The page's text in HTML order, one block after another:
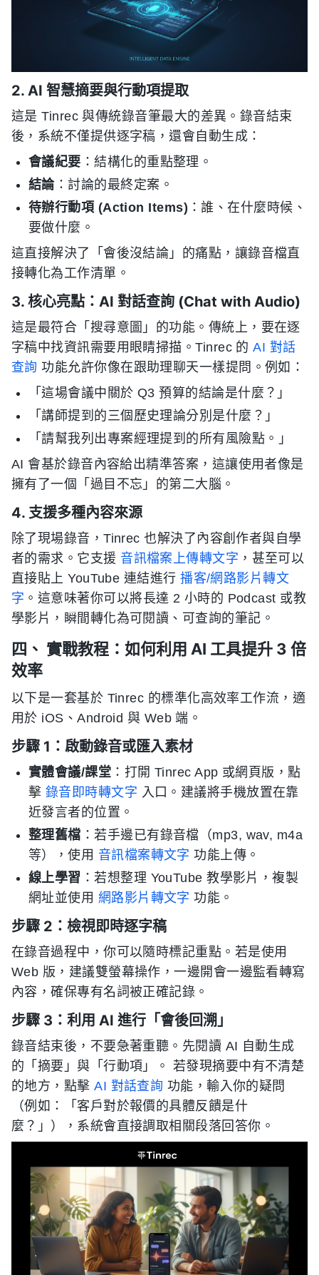
2. AI 智慧摘要與行動項提取
這是 Tinrec 與傳統錄音筆最大的差異。錄音結束
後，系統不僅提供逐字稿，還會自動生成：
會議紀要 ：結構化的重點整理。
結論：討論的最終定案。
待辦行動項 (Action Items) ：誰、在什麼時候、
要做什麼。
這直接解決了「會後沒結論」的痛點，讓錄音檔直
接轉化為工作清單。
3. 核心亮點：AI 對話查詢 (Chat with Audio)
這是最符合「搜尋意圖」的功能。傳統上，要在逐
字稿中找資訊需要用眼睛掃描。Tinrec 的AI 對話
查詢 功能允許你像在跟助理聊天一樣提問。例如：
「這場會議中關於 Q3 預算的結論是什麼？」
「講師提到的三個歷史理論分別是什麼？」
「請幫我列出專案經理提到的所有風險點。」
AI 會基於錄音內容給出精準答案，這讓使用者像是
擁有了一個「過目不忘」的第二大腦。
4. 支援多種內容來源
除了現場錄音，Tinrec 也解決了內容創作者與自學
者的需求。它支援 音訊檔案上傳轉文字 ，甚至可以
直接貼上 YouTube 連結進行播客/網路影片轉文
字 。這意味著你可以將長達 2 小時的 Podcast 或教
學影片，瞬間轉化為可閱讀、可查詢的筆記。
四、 實戰教程：如何利用 AI 工具提升 3 倍
效率
以下是一套基於 Tinrec 的標準化高效率工作流，適
用於 iOS、Android 與 Web 端。
步驟 1：啟動錄音或匯入素材
實體會議/課堂 ：打開 Tinrec App 或網頁版，點
擊 錄音即時轉文字 入口。建議將手機放置在靠
近發言者的位置。
整理舊檔 ：若手邊已有錄音檔（mp3, wav, m4a
等），使用 音訊檔案轉文字 功能上傳。
線上學習 ：若想整理 YouTube 教學影片，複製
網址並使用 網路影片轉文字 功能。
步驟 2：檢視即時逐字稿
在錄音過程中，你可以隨時標記重點。若是使用
Web 版，建議雙螢幕操作，一邊開會一邊監看轉寫
內容，確保專有名詞被正確記錄。
步驟 3：利用 AI 進行「會後回溯」
錄音結束後，不要急著重聽。先閱讀 AI 自動生成
的「摘要」與「行動項」。 若發現摘要中有不清楚
的地方，點擊AI 對話查詢 功能，輸入你的疑問
（例如：「客戶對於報價的具體反饋是什
麼？」），系統會直接調取相關段落回答你。